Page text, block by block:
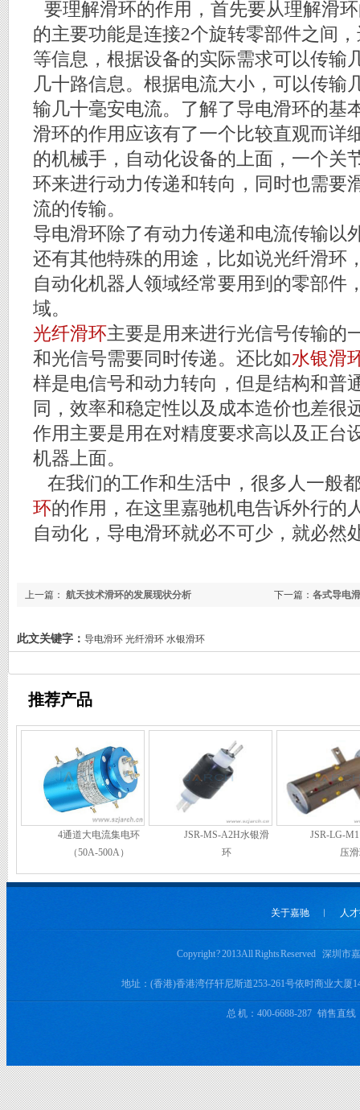
要理解滑环的作用，首先要从理解滑
的主要功能是连接2个旋转零部件之间
等信息，根据设备的实际需求可以传输
几十路信息。根据电流大小，可以传输
输几十毫安电流。了解了导电滑环的基
滑环的作用应该有了一个比较直观而详
的机械手，自动化设备的上面，一个关
环来进行动力传递和转向，同时也需要
流的传输。
导电滑环除了有动力传递和电流传输以
还有其他特殊的用途，比如说光纤滑环
自动化机器人领域经常要用到的零部件
域。
光纤滑环主要是用来进行光信号传输的
和光信号需要同时传递。还比如水银滑
样是电信号和动力转向，但是结构和普
同，效率和稳定性以及成本造价也差很
作用主要是用在对精度要求高以及正台
机器上面。
在我们的工作和生活中，很多人一般
环的作用，在这里嘉驰机电告诉外行的
自动化，导电滑环就必不可少，就必然
下一篇： 各式导电
上一篇： 航天技术滑环的发展现状分析
此文关键字： 导电滑环 光纤滑环 水银滑环
推荐产品
4通道大电流集电环
（50A-500A）
JSR-MS-A2H水银滑
环
JSR-LG-
压
关于嘉驰 ︱ 人
Copyright ? 2013 All Rights Reserved 深圳
地址：(香港)香港湾仔轩尼斯道253-261号依时商业大
总 机：400-6688-287 销售直线